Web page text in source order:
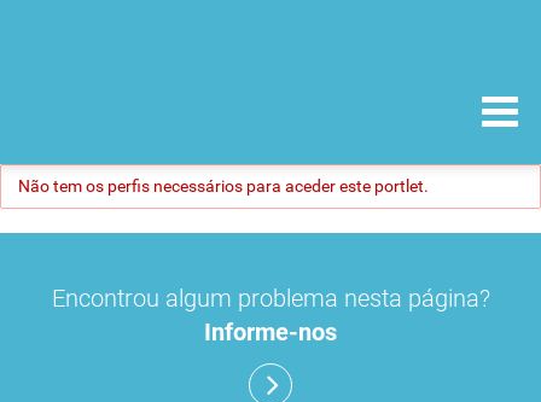
Não tem os perfis necessários para aceder este portlet.
Encontrou algum problema nesta página?
Informe-nos